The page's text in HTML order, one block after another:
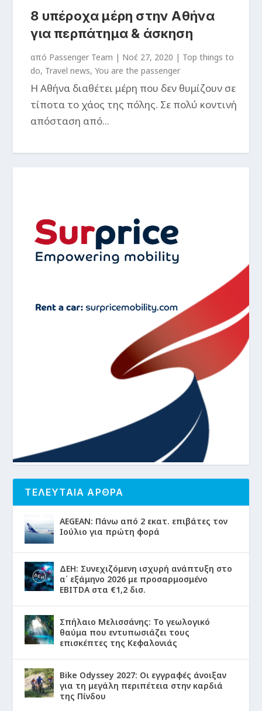
8 υπέροχα μέρη στην Αθήνα
για περπάτημα & άσκηση
από Passenger Team | Νοέ 27, 2020 | Top things to
do, Travel news,You are the passenger
Η Αθήνα διαθέτει μέρη που δεν θυμίζουν σε
τίποτα το χάος της πόλης. Σε πολύ κοντινή
απόσταση από...
ΤΕΛΕΥΤΑΙΑ ΑΡΘΡΑ
AEGEAN: Πάνω από 2 εκατ. επιβάτες τον
Ιούλιο για πρώτη φορά
ΔΕΗ: Συνεχιζόμενη ισχυρή ανάπτυξη στο
α΄ εξάμηνο 2026 με προσαρμοσμένο
EBITDA στα €1,2 δισ.
Σπήλαιο Μελισσάνης: Το γεωλογικό
θαύμα που εντυπωσιάζει τους
επισκέπτες της Κεφαλονιάς
Bike Odyssey 2027: Οι εγγραφές άνοιξαν
για τη μεγάλη περιπέτεια στην καρδιά
της Πίνδου